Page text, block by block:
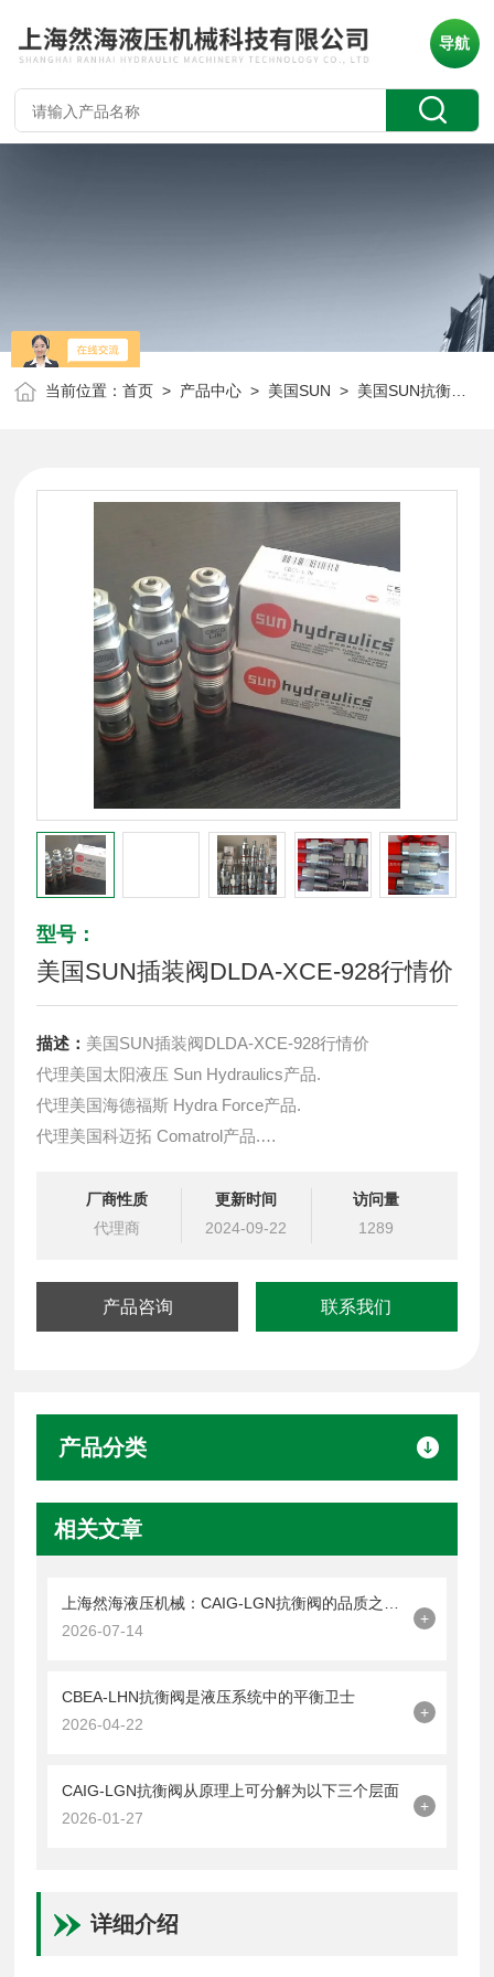
导航
当前位置：首页 > 产品中心 > 美国SUN > 美国SUN抗衡阀
型号：
美国SUN插装阀DLDA-XCE-928行情价
描述： 美国SUN插装阀DLDA-XCE-928行情价
代理美国太阳液压 Sun Hydraulics产品.
代理美国海德福斯 Hydra Force产品.
代理美国科迈拓 Comatrol产品.
提供油路系统设计,油路块设计,阀块设计与选型
液压油缸，经销力士乐、派克、中国台湾北部等液压元件
厂商性质
代理商
更新时间
2024-09-22
访问量
1289
产品咨询 联系我们
产品分类
相关文章
2026-07-14
+
CBEA-LHN抗衡阀是液压系统中的平衡卫士
2026-04-22
+
CAIG-LGN抗衡阀从原理上可分解为以下三个层面
2026-01-27
+
详细介绍